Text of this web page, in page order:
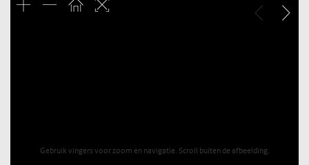
Gebruik vingers voor zoom en navigatie. Scroll buiten de afbeelding.